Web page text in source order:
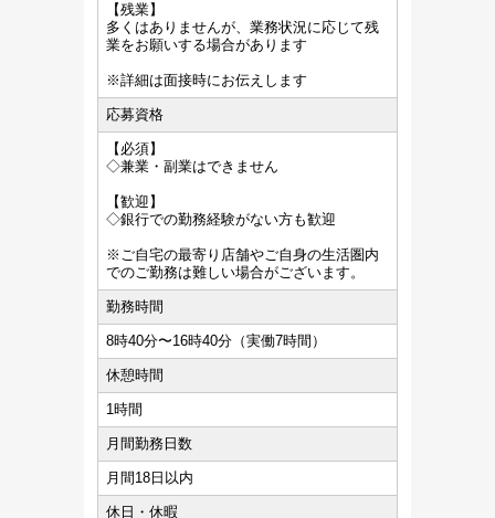
【残業】
多くはありませんが、業務状況に応じて残
業をお願いする場合があります
※詳細は面接時にお伝えします
応募資格
【必須】
◇兼業・副業はできません
【歓迎】
◇銀行での勤務経験がない方も歓迎
※ご自宅の最寄り店舗やご自身の生活圏内
でのご勤務は難しい場合がございます。
勤務時間
8時40分〜16時40分（実働7時間）
休憩時間
1時間
月間勤務日数
月間18日以内
休日・休暇